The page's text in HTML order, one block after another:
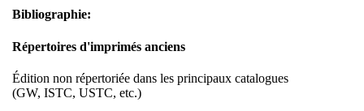
Bibliographie:
Répertoires d'imprimés anciens
Édition non répertoriée dans les principaux catalogues
(GW, ISTC, USTC, etc.)